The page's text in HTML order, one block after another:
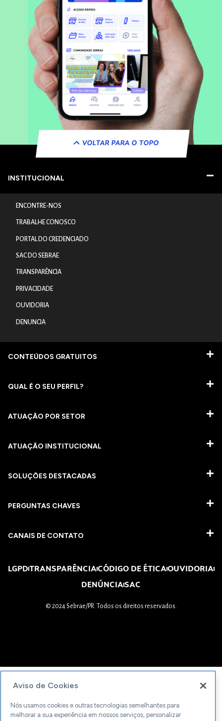
VOLTAR PARA O TOPO
INSTITUCIONAL
ENCONTRE-NOS
TRABALHE CONOSCO
PORTAL DO CREDENCIADO
SAC DO SEBRAE
TRANSPARÊNCIA
PRIVACIDADE
OUVIDORIA
DENUNCIA
CONTEÚDOS GRATUITOS
QUAL É O SEU PERFIL?
ATUAÇÃO POR SETOR
ATUAÇÃO INSTITUCIONAL
SOLUÇÕES DESTACADAS
PERGUNTAS CHAVES​
CANAIS DE CONTATO
LGPDTRANSPARÊNCIACÓDIGO DE ÉTICAOUVIDORIA
DENÚNCIASAC
© 2024 Sebrae/PR. Todos os direitos reservados.
Aviso de Cookies
Nós usamos cookies e outras tecnologias semelhantes para
melhorar a sua experiência em nossos serviços, personalizar